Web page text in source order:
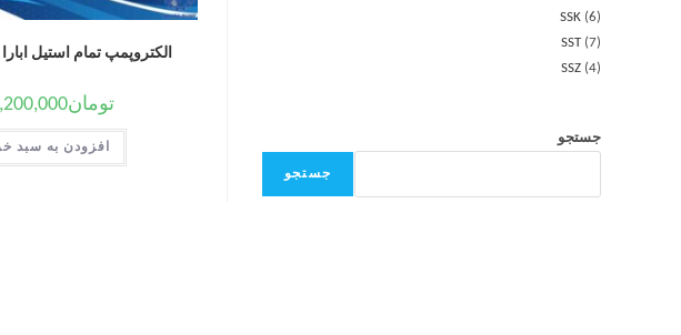
الکتروپمپ تمام استیل ابارا CDX 70/07 T
تومان
افزودن به سبد
SSK 6
SST 7
SSZ 4
جستجو
جستجو